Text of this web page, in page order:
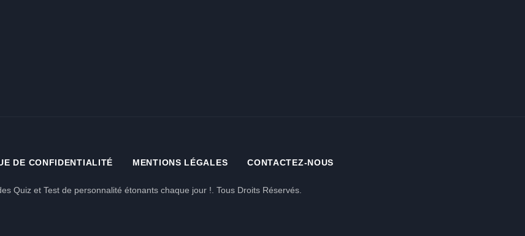
DE CONFIDENTIALITÉ MENTIONS LÉGALES CONTACTEZ-NOUS
Quiz et Test de personnalité étonants chaque jour !. Tous Droits Réservés.